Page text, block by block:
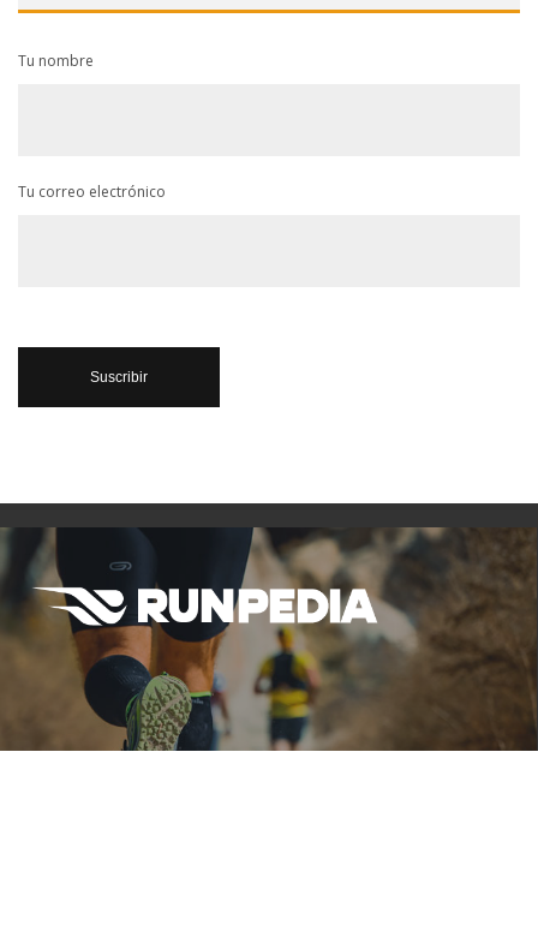
Tu nombre
Tu correo electrónico